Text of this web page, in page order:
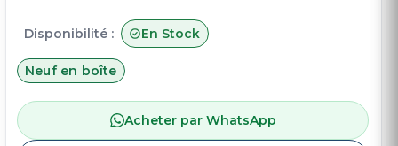
Disponibilité : En Stock
Neuf en boîte
Acheter par WhatsApp